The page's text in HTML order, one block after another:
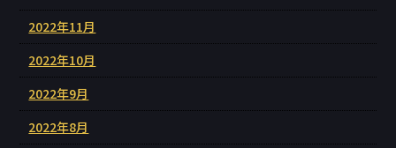
2022年11月
2022年10月
2022年9月
2022年8月